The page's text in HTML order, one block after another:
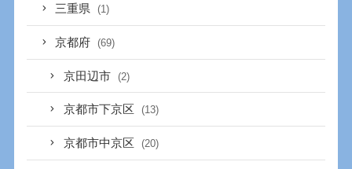
三重県 (1)
京都府 (69)
京田辺市 (2)
京都市下京区 (13)
京都市中京区 (20)